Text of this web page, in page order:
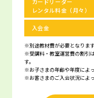
カードリーダー
レンタル料金（月々）
入会金
※別途教材費が必要となります
※受講料・教室運営費の割引
す。
※お子さまの年齢や年度によ
※お客さまのご入会状況によ